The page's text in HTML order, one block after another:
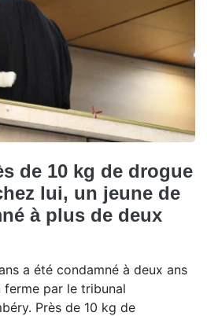
de 10 kg de drogue
lui, un jeune de
à plus de deux
a été condamné à deux ans
par le tribunal
Près de 10 kg de